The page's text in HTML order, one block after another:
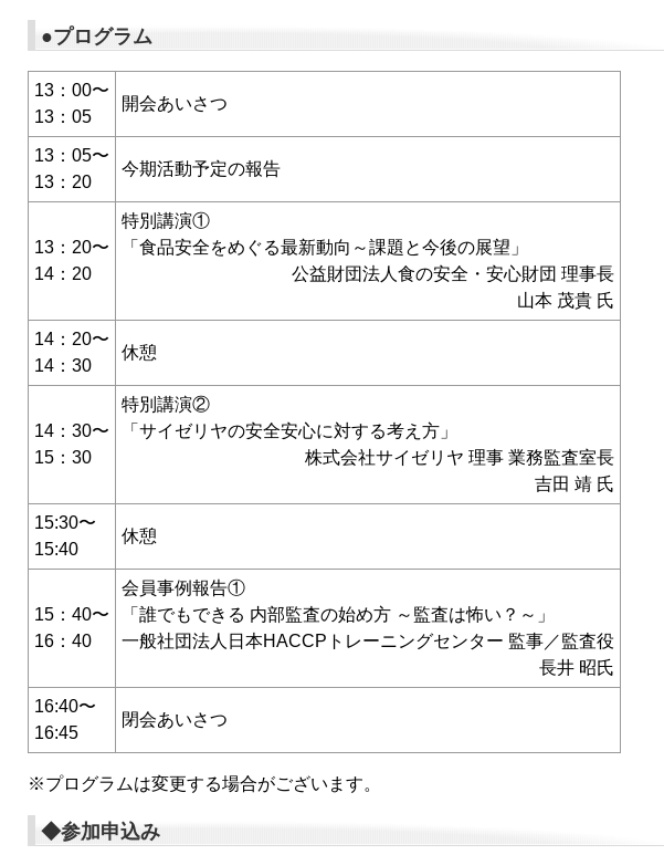
●プログラム
13：00〜
13：05
開会あいさつ
13：05〜
13：20
今期活動予定の報告
13：20〜
14：20
特別講演①
「食品安全をめぐる最新動向～課題と今後の展望」
公益財団法人食の安全・安心財団 理事長
山本 茂貴 氏
14：20〜
14：30
休憩
14：30〜
15：30
特別講演②
「サイゼリヤの安全安心に対する考え方」
株式会社サイゼリヤ 理事 業務監査室長
吉田 靖 氏
15:30〜
15:40
休憩
15：40〜
16：40
会員事例報告①
「誰でもできる 内部監査の始め方 ～監査は怖い？～」
一般社団法人日本HACCPトレーニングセンター 監事／監査役
長井 昭氏
16:40〜
16:45
閉会あいさつ
※プログラムは変更する場合がございます。
◆参加申込み